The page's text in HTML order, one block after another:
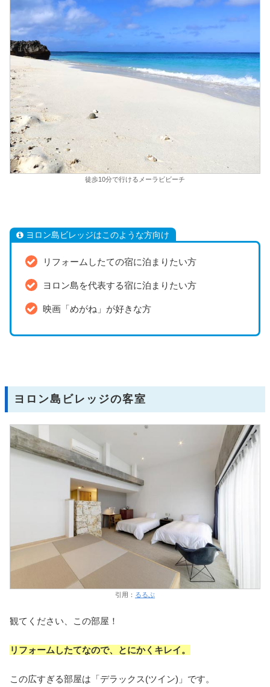
徒歩10分で行けるメーラビビーチ
ヨロン島ビレッジはこのような方向け
リフォームしたての宿に泊まりたい方
ヨロン島を代表する宿に泊まりたい方
映画「めがね」が好きな方
ヨロン島ビレッジの客室
引用： るるぶ
観てください、この部屋！
リフォームしたてなので、とにかくキレイ。
この広すぎる部屋は「デラックス(ツイン)」です。